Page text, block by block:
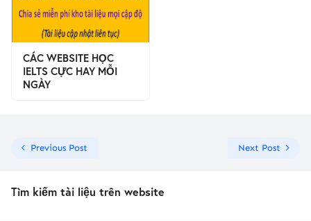
CÁC WEBSITE HỌC
IELTS CỰC HAY MỖI
NGÀY
Previous Post Next Post
Tìm kiếm tài liệu trên website